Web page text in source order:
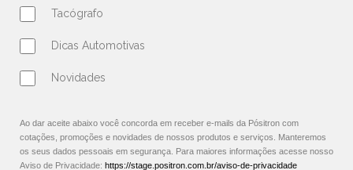
Tacógrafo
Dicas Automotivas
Novidades
Ao dar aceite abaixo você concorda em receber e-mails da Pósitron com
cotações, promoções e novidades de nossos produtos e serviços. Manteremos
os seus dados pessoais em segurança. Para maiores informações acesse nosso
Aviso de Privacidade: https://stage.positron.com.br/aviso-de-privacidade